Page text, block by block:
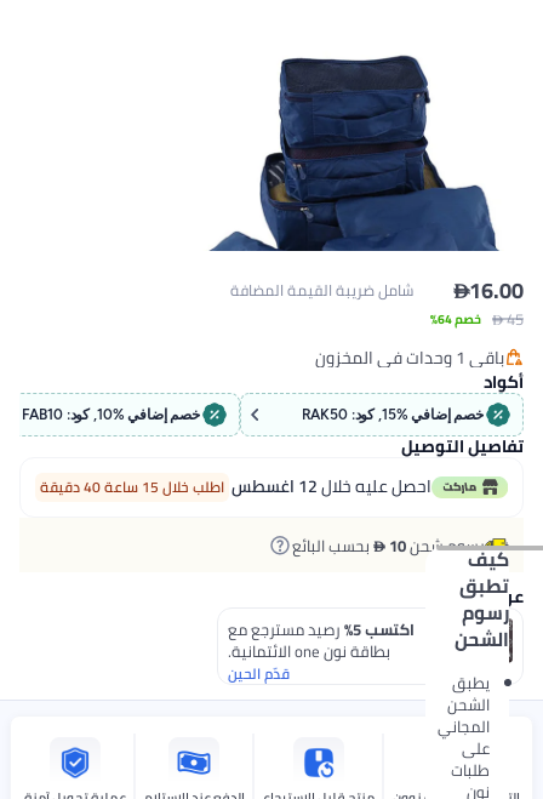
16.00
 45 خصم 64%
شامل ضريبة القيمة المضافة
باقي 1 وحدات في المخزون
باقي 1 وحدات في المخزون
أكواد
خصم إضافي %15, كود: RAK50 خصم إضافي %10, كود: FAB10
تفاصيل التوصيل
احصل عليه خلال12 اغسطس اطلب خلال 15 ساعة 40 دقيقة
رسوم شحن10  بحسب البائع كيف
تطبق
رسوم
الشحن
يطبق
الشحن
المجاني
على
طلبات
نون
عروض الدفع
اكتسب 5% رصيد مسترجع مع
بطاقة نون one الائتمانية.
قدّم الحين